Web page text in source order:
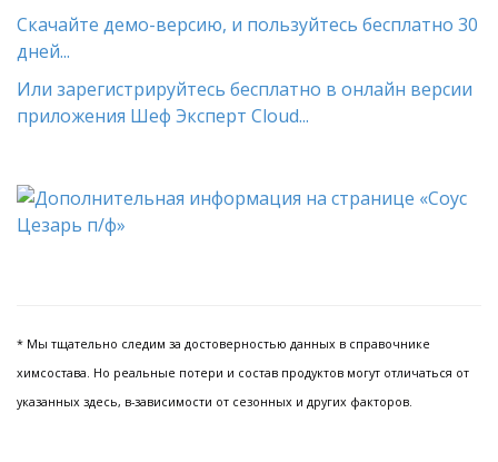
Скачайте демо-версию, и пользуйтесь бесплатно 30
дней...
Или зарегистрируйтесь бесплатно в онлайн версии
приложения Шеф Эксперт Cloud...
* Мы тщательно следим за достоверностью данных в справочнике
химсостава. Но реальные потери и состав продуктов могут отличаться от
указанных здесь, в-зависимости от сезонных и других факторов.